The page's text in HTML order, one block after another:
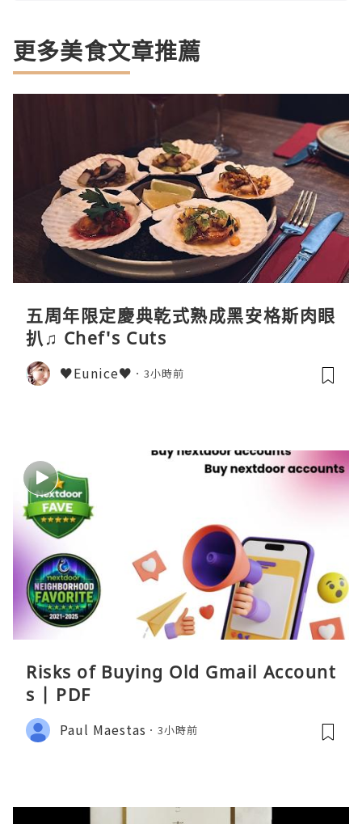
更多美食文章推薦
五周年限定慶典乾式熟成黑安格斯肉眼
扒♫ Chef's Cuts
♥Eunice♥ 3小時前
Risks of Buying Old Gmail Account
s | PDF
Paul Maestas 3小時前